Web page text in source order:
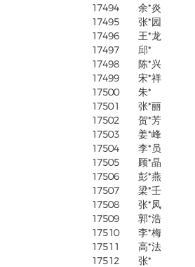
17494
余*炎
17495
张*园
17496
王*龙
17497
邱*
17498
陈*兴
17499
宋*祥
17500
朱*
17501
张*丽
17502
贺*芳
17503
姜*峰
17504
李*员
17505
顾*晶
17506
彭*燕
17507
梁*壬
17508
张*凤
17509
郭*浩
17510
李*梅
17511
高*法
17512
张*